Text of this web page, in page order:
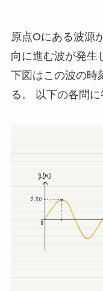
原点Oにある波源
向に進む波が発生
下図はこの波の時
る。 以下の各問に